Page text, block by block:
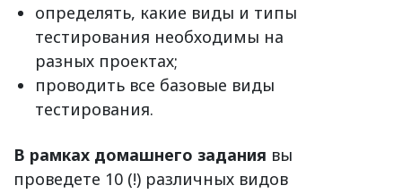
определять, какие виды и типы
тестирования необходимы на
разных проектах;
проводить все базовые виды
тестирования.
В рамках домашнего задания вы
проведете 10 (!) различных видов